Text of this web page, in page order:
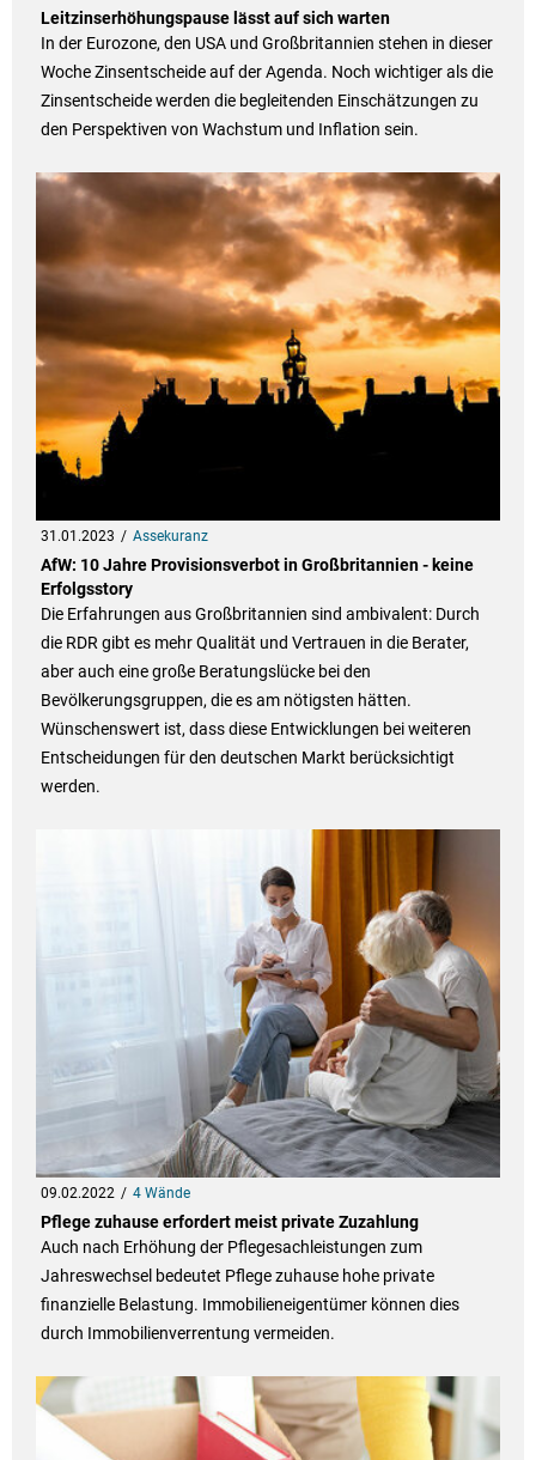
Leitzinserhöhungspause lässt auf sich warten
In der Eurozone, den USA und Großbritannien stehen in dieser
Woche Zinsentscheide auf der Agenda. Noch wichtiger als die
Zinsentscheide werden die begleitenden Einschätzungen zu
den Perspektiven von Wachstum und Inflation sein.
31.01.2023 Assekuranz
AfW: 10 Jahre Provisionsverbot in Großbritannien - keine
Erfolgsstory
Die Erfahrungen aus Großbritannien sind ambivalent: Durch
die RDR gibt es mehr Qualität und Vertrauen in die Berater,
aber auch eine große Beratungslücke bei den
Bevölkerungsgruppen, die es am nötigsten hätten.
Wünschenswert ist, dass diese Entwicklungen bei weiteren
Entscheidungen für den deutschen Markt berücksichtigt
werden.
09.02.2022 4 Wände
Pflege zuhause erfordert meist private Zuzahlung
Auch nach Erhöhung der Pflegesachleistungen zum
Jahreswechsel bedeutet Pflege zuhause hohe private
finanzielle Belastung. Immobilieneigentümer können dies
durch Immobilienverrentung vermeiden.